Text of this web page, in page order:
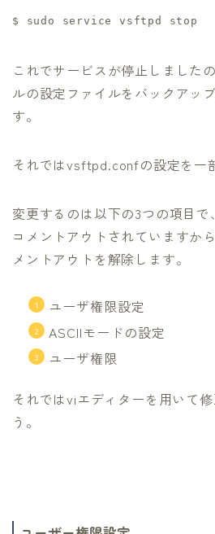
$ sudo service vsftpd stop
これでサービスが停止しました
ルの設定ファイルをバックアッ
す。
それではvsftpd.confの設定を一
変更するのは以下の3つの項目
コメントアウトされていますか
メントアウトを解除します。
ユーザ権限設定
ASCIIモードの設定
ユーザ権限
それではviエディターを用いて
う。